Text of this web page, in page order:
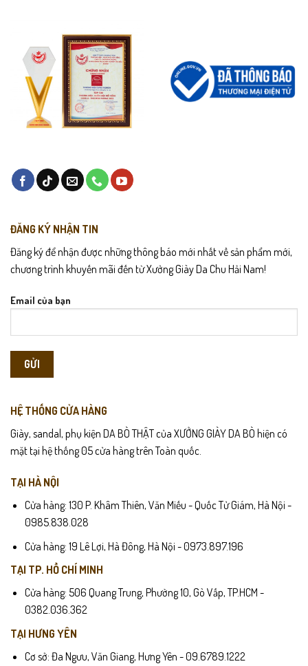
ĐĂNG KÝ NHẬN TIN
Đăng ký để nhận được những thông báo mới nhất về sản phẩm mới,
chương trình khuyến mãi đến từ Xưởng Giày Da Chu Hải Nam!
Email của bạn
HỆ THỐNG CỬA HÀNG
Giày, sandal, phụ kiện DA BÒ THẬT của XƯỞNG GIÀY DA BÒ hiện có
mặt tại hệ thống 05 cửa hàng trên Toàn quốc.
TẠI HÀ NỘI
Cửa hàng: 130 P. Khâm Thiên, Văn Miếu - Quốc Tử Giám, Hà Nội -
0985.838.028
Cửa hàng: 19 Lê Lợi, Hà Đông, Hà Nội - 0973.897.196
TẠI TP. HỒ CHÍ MINH
Cửa hàng: 506 Quang Trung, Phường 10, Gò Vấp, TP.HCM -
0382.036.362
TẠI HƯNG YÊN
Cơ sở: Đa Ngưu, Văn Giang, Hưng Yên - 09.6789.1222